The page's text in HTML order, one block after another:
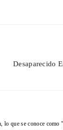
Desaparecido
que se conoce como